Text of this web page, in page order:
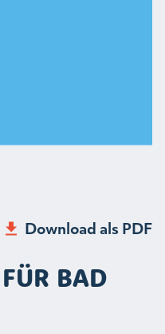
Download als PDF
BAD